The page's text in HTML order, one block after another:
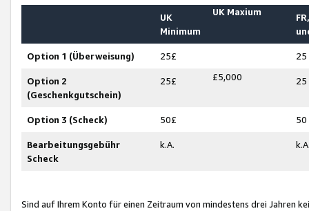
UK
Minimum
UK Maxium
Option 1 (Überweisung) 25£ 25
Option 2
(Geschenkgutschein)
25£ £5,000 25
Option 3 (Scheck) 50£ 50
Bearbeitungsgebühr
Scheck
k.A.
Sind auf Ihrem Konto für einen Zeitraum von mindestens drei Jahren